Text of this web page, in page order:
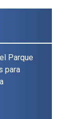
Parque
para